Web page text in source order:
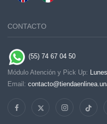
CONTACTO
(55) 74 67 04 50
Módulo Atención y Pick Up:
Email: